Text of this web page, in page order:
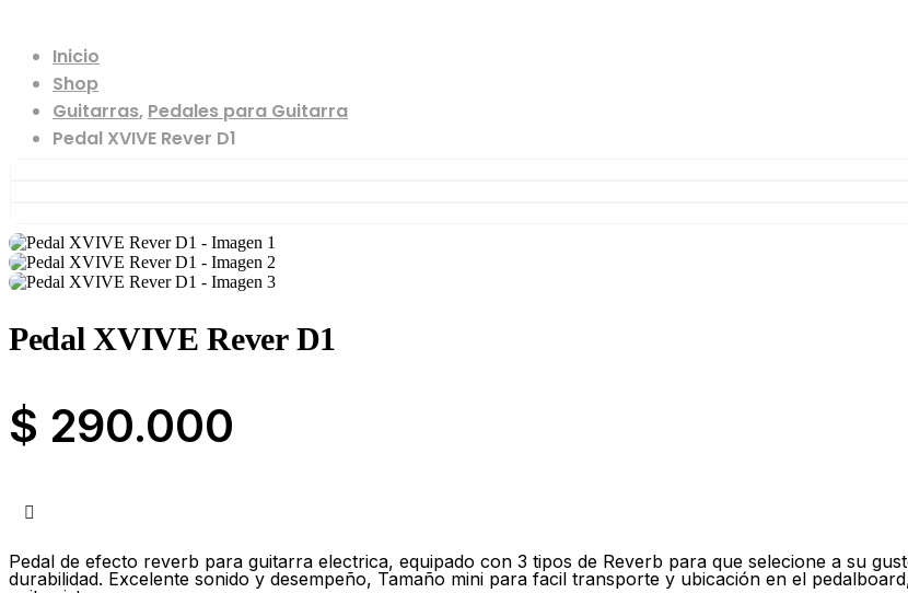
Inicio
Shop
Guitarras, Pedales para Guitarra
Pedal XVIVE Rever D1
Pedal XVIVE Rever D1
$ 290.000
Pedal de efecto reverb para guitarra electrica, equipado con 3 tipos de Reverb para que selecione a su
durabilidad. Excelente sonido y desempeño, Tamaño mini para facil transporte y ubicación en el